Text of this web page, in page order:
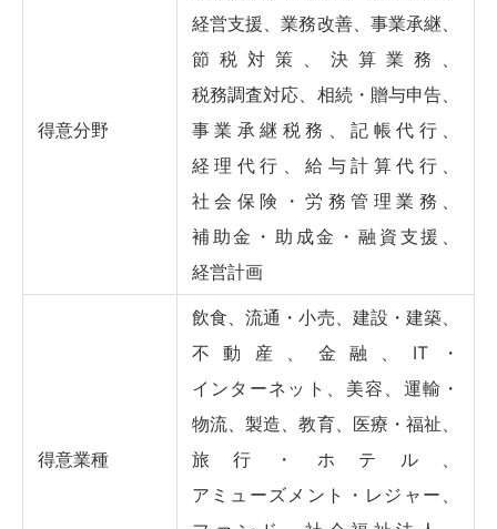
得意分野
経営支援、業務改善、事業承継、
節税対策、決算業務、
税務調査対応、相続・贈与申告、
事業承継税務、記帳代行、
経理代行、給与計算代行、
社会保険・労務管理業務、
補助金・助成金・融資支援、
経営計画
得意業種
飲食、流通・小売、建設・建築、
不動産、金融、IT・
インターネット、美容、運輸・
物流、製造、教育、医療・福祉、
旅行・ホテル、
アミューズメント・レジャー、